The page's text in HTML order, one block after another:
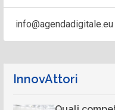
info@agendadigitale.eu
InnovAttori